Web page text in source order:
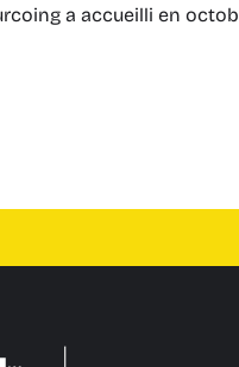
a accueilli en